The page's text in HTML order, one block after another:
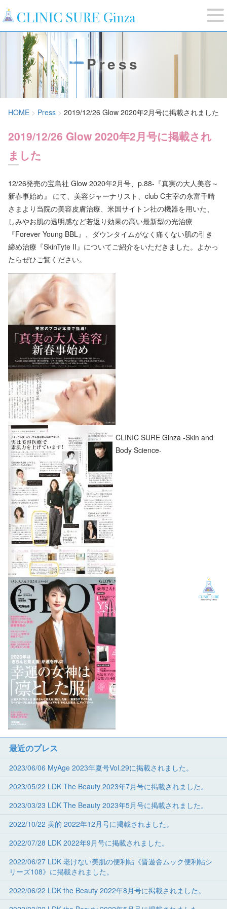
Press
HOME Press 2019/12/26 Glow 2020年2月号に掲載されました
2019/12/26 Glow 2020年2月号に掲載され
ました
12/26発売の宝島社 Glow 2020年2月号、p.88-『真実の大人美容～
新春事始め』 にて、美容ジャーナリスト、club C主宰の永富千晴
さまより当院の美容皮膚治療、米国サイトン社の機器を用いた、
しみやお肌の透明感など若返り効果の高い最新型の光治療
『Forever Young BBL』、ダウンタイムがなく痛くない肌の引き
締め治療『SkinTyte II』についてご紹介をいただきました。よかっ
たらぜひご覧ください。
CLINIC SURE Ginza -Skin and
Body Science-
最近のプレス
2023/06/06 MyAge 2023年夏号Vol.29に掲載されました。
2023/05/22 LDK The Beauty 2023年7月号に掲載されました。
2023/03/23 LDK The Beauty 2023年5月号に掲載されました。
2022/10/22 美的 2022年12月号に掲載されました。
2022/07/28 LDK 2022年9月号に掲載されました。
2022/06/27 LDK 老けない美肌の便利帖《晋遊舎ムック便利帖シ
リーズ108》に掲載されました。
2022/06/22 LDK the Beauty 2022年8月号に掲載されました。